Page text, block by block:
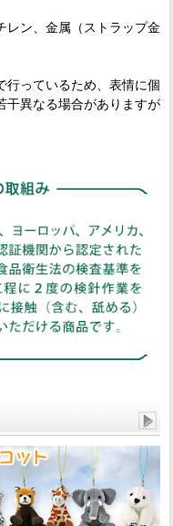
レン、金属（ストラップ金
っているため、表情に個
干異なる場合がありますが